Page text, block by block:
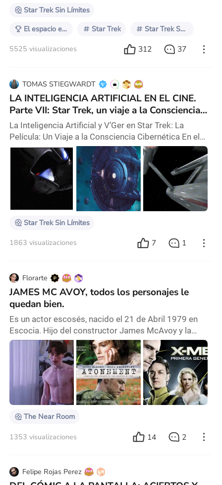
Star Trek Sin Límites
El espacio exterior según el cine Star Trek Star Trek Series
5525 visualizaciones 312 37
TOMAS STIEGWARDT
LA INTELIGENCIA ARTIFICIAL EN EL CINE.
Parte VII: Star Trek, un viaje a la Consciencia
Cibernética
La Inteligencia Artificial y V’Ger en Star Trek: La
Película: Un Viaje a la Consciencia Cibernética En el
vasto universo de Star Trek, la inteligencia artificial ha
sido explorada de manera profunda y provocativa.
Una de las representaciones más intrigantes de la IA
en este universo aparece en la película de 1979, Star
Trek: La Película, dirigida por Robert Wise. En este
filme, la nave espacial V’
Star Trek Sin Límites
1863 visualizaciones 7 1
Florarte
JAMES MC AVOY, todos los personajes le
quedan bien.
Es un actor escosés, nacido el 21 de Abril 1979 en
Escocia. Hijo del constructor James McAvoy y la
enfermera psiquiátrica Elizabeth Johnstone (fallecida
en 2018). Tiene 1 hermana más chica y un medio
hermano. Desde los 11 años, le gustaba el género de
ciencia ficción, y había comenzado a través de la
novela de fantasía épica "El Señor de los Anillos". En
una entrevista del año 2006', McAvoy dijo q
The Near Room
1353 visualizaciones 14 2
Felipe Rojas Perez